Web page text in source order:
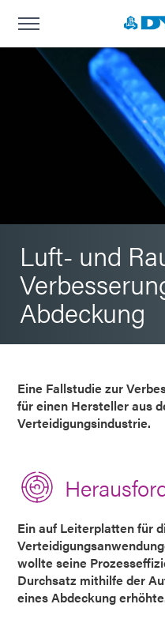
Luft- und
Abdeckung
Eine Fallstudie zur
für einen Hersteller aus
Verteidigungsindustrie.
Ein auf Leiterplatten für
wollte seine
Durchsatz mithilfe der
eines Abdeckung